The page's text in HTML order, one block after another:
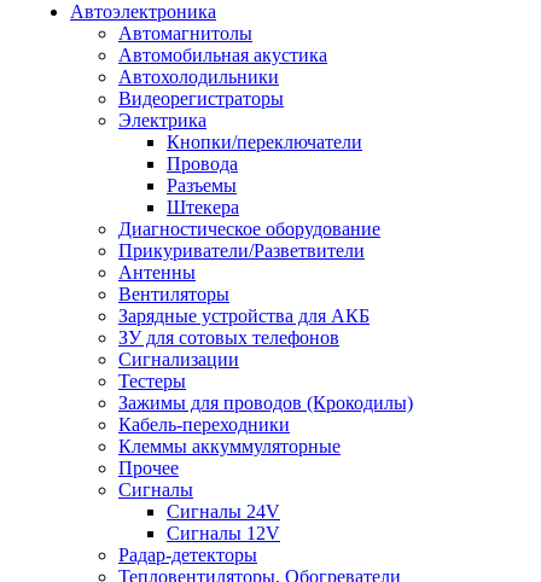
Автоэлектроника
Автомагнитолы
Автомобильная акустика
Автохолодильники
Видеорегистраторы
Электрика
Кнопки/переключатели
Провода
Разъемы
Штекера
Диагностическое оборудование
Прикуриватели/Разветвители
Антенны
Вентиляторы
Зарядные устройства для АКБ
ЗУ для сотовых телефонов
Сигнализации
Тестеры
Зажимы для проводов (Крокодилы)
Кабель-переходники
Клеммы аккуммуляторные
Прочее
Сигналы
Сигналы 24V
Сигналы 12V
Радар-детекторы
Тепловентиляторы, Обогреватели